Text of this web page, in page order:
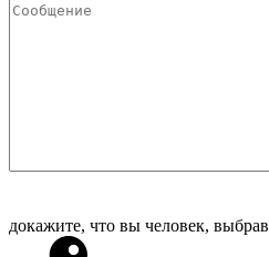
докажите, что вы человек, выбрав